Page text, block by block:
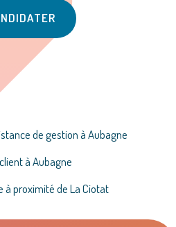
de gestion à Aubagne
à Aubagne
à proximité de La Ciotat